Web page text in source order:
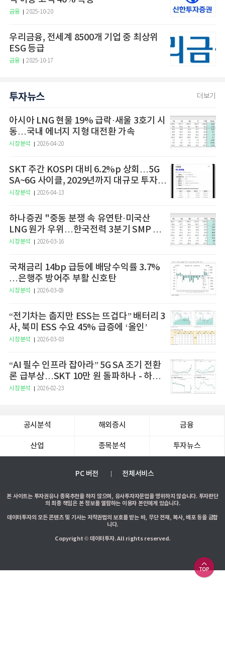
금융 2025-10-20
우리금융, 전세계 8500개 기업 중 최상위
ESG 등급
금융 2025-10-17
투자뉴스 더보기
아시아 LNG 현물 19% 급락·새울 3호기 시
동…국내 에너지 지형 대전환 가속
시장분석 2026-04-20
SKT 주간 KOSPI 대비 6.2%p 상회…5G
SA~6G 사이클, 2029년까지 대규모 투자
예고
시장분석 2026-04-13
하나증권 "중동 분쟁 속 유연탄·미국산
LNG 원가 우위…한국전력 3분기 SMP 상
승 전망"
시장분석 2026-03-16
국채금리 14bp 급등에 배당수익률 3.7%
…은행주 방어주 부활 신호탄
시장분석 2026-03-09
“전기차는 춥지만 ESS는 뜨겁다” 배터리 3
사, 북미 ESS 수요 45% 급증에 ‘올인’
시장분석 2026-03-03
“AI 필수 인프라 잡아라” 5G SA 조기 전환
론 급부상…SKT 10만 원 돌파하나 - 하나
증권
시장분석 2026-02-23
공시분석 해외증시 금융
산업 종목분석 투자뉴스
PC 버전 전체서비스
본 사이트는 투자권유나 종목추천을 하지 않으며, 유사투자자문업을 영위하지 않습니다. 투자판단
의 최종 책임은 본 정보를 열람하는 이용자 본인에게 있습니다.
데이터투자의 모든 콘텐츠 및 기사는 저작권법의 보호를 받는 바, 무단 전재, 복사, 배포 등을 금합
니다.
Copyright © 데이터투자. All rights reserved.